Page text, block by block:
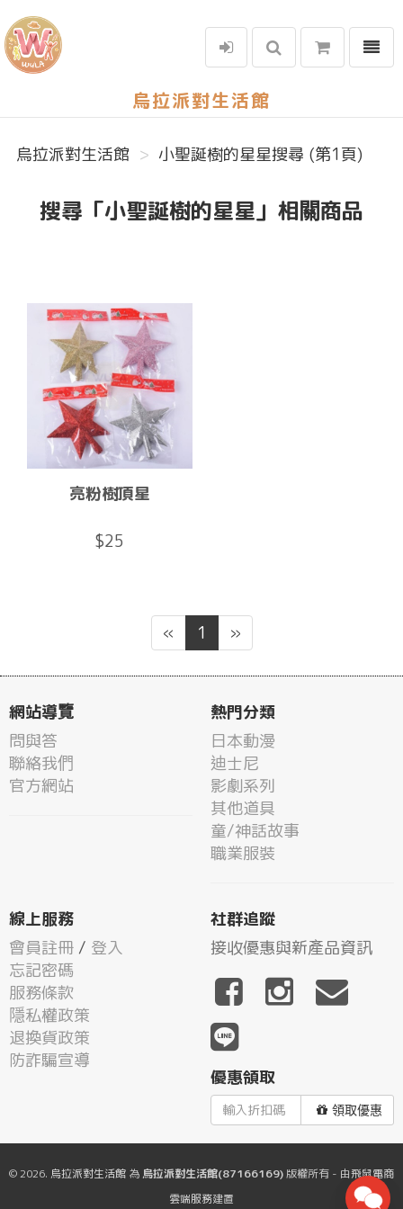
烏拉派對生活館
選單
烏拉派對生活館 小聖誕樹的星星搜尋 (第1頁)
搜尋「小聖誕樹的星星」相關商品
亮粉樹頂星
$25
« 1 »
網站導覽
問與答
聯絡我們
官方網站
熱門分類
日本動漫
迪士尼
影劇系列
其他道具
童/神話故事
職業服裝
線上服務
會員註冊 / 登入
忘記密碼
服務條款
隱私權政策
退換貨政策
防詐騙宣導
社群追蹤
接收優惠與新產品資訊
優惠領取
領取優惠
© 2026. 烏拉派對生活館 為 烏拉派對生活館(87166169)版權所有 - 由飛鼠電商
雲端服務建置